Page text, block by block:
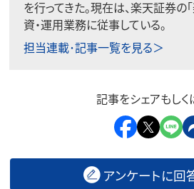
を行ってきた。現在は、楽天証券の
資・運用業務に従事している。
担当連載･記事一覧を見る＞
記事をシェアもし
アンケートに回